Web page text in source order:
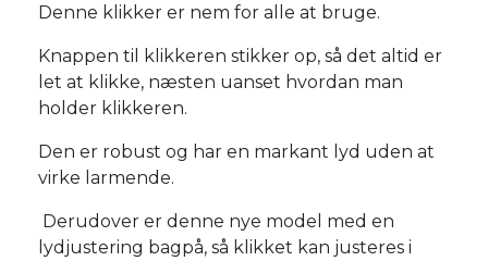
Denne klikker er nem for alle at bruge.
Knappen til klikkeren stikker op, så det altid er
let at klikke, næsten uanset hvordan man
holder klikkeren.
Den er robust og har en markant lyd uden at
virke larmende.
Derudover er denne nye model med en
lydjustering bagpå, så klikket kan justeres i